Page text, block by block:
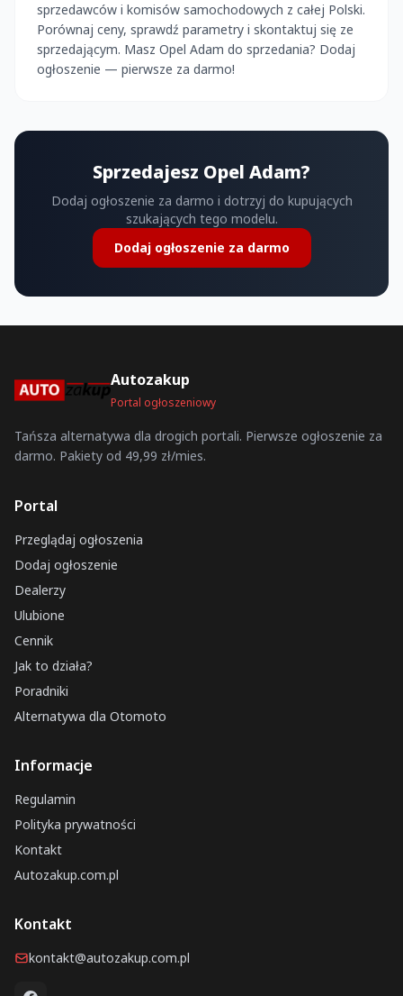
sprzedawców i komisów samochodowych z całej Polski.
Porównaj ceny, sprawdź parametry i skontaktuj się ze
sprzedającym. Masz Opel Adam do sprzedania? Dodaj
ogłoszenie — pierwsze za darmo!
Sprzedajesz Opel Adam?
Dodaj ogłoszenie za darmo i dotrzyj do kupujących
szukających tego modelu.
Dodaj ogłoszenie za darmo
Autozakup
Portal ogłoszeniowy
Tańsza alternatywa dla drogich portali. Pierwsze ogłoszenie za
darmo. Pakiety od 49,99 zł/mies.
Portal
Przeglądaj ogłoszenia
Dodaj ogłoszenie
Dealerzy
Ulubione
Cennik
Jak to działa?
Poradniki
Alternatywa dla Otomoto
Informacje
Regulamin
Polityka prywatności
Kontakt
Autozakup.com.pl
Kontakt
kontakt@autozakup.com.pl